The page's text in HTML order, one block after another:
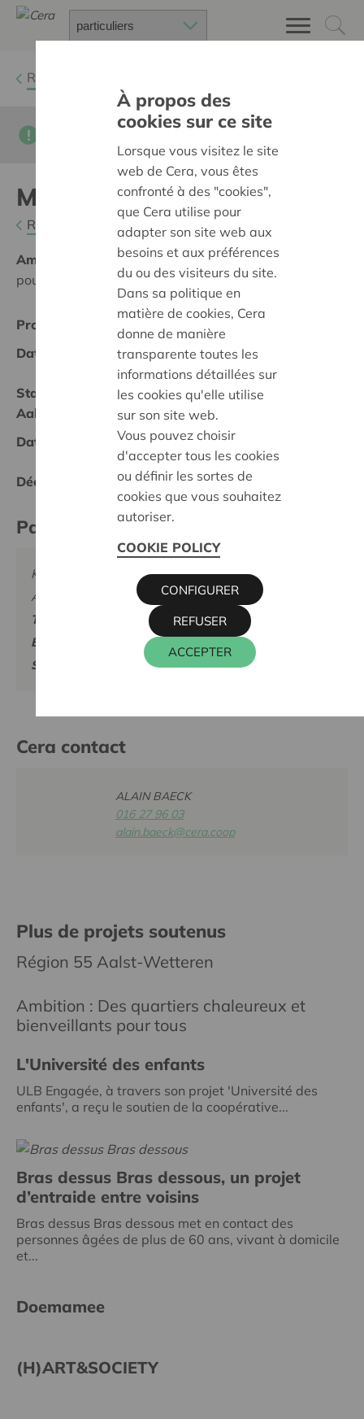
Retour à
Muziekpupiters/
Retour
Ambition:
Des quartiers chaleureux et bienveillants
pour tous
Projet régional
Date de début:
20/02/2025
Statut:
Aalst-Wetteren
Date de décision:20/02/2025
Décision: Approuvé
Partenaire
KONINKLIJKE SYMFONISCHE KRING, STEENLAND 7
A, 9300 AALST
Téléphone:
053 78 61 81
Email:
info@symfonieaalst.be
Site internet:
www.symfonieaalst.be
Cera contact
ALAIN BAECK
016 27 96 03
alain.baeck@cera.coop
Plus de projets soutenus
Région 55 Aalst-Wetteren
Ambition : Des quartiers chaleureux et
bienveillants pour tous
L'Université des enfants
ULB Engagée, à travers son projet 'Université des
enfants', a reçu le soutien de la coopérative...
Bras dessus Bras dessous, un projet
d’entraide entre voisins
Bras dessus Bras dessous met en contact des
personnes âgées de plus de 60 ans, vivant à domicile
et...
Doemamee
(H)ART&SOCIETY
À propos des
cookies sur ce site
Lorsque vous visitez le site
web de Cera, vous êtes
confronté à des "cookies",
que Cera utilise pour
adapter son site web aux
besoins et aux préférences
du ou des visiteurs du site.
Dans sa politique en
matière de cookies, Cera
donne de manière
transparente toutes les
informations détaillées sur
les cookies qu'elle utilise
sur son site web.
Vous pouvez choisir
d'accepter tous les cookies
ou définir les sortes de
cookies que vous souhaitez
autoriser.
COOKIE POLICY
ACCEPTER
REFUSER
CONFIGURER